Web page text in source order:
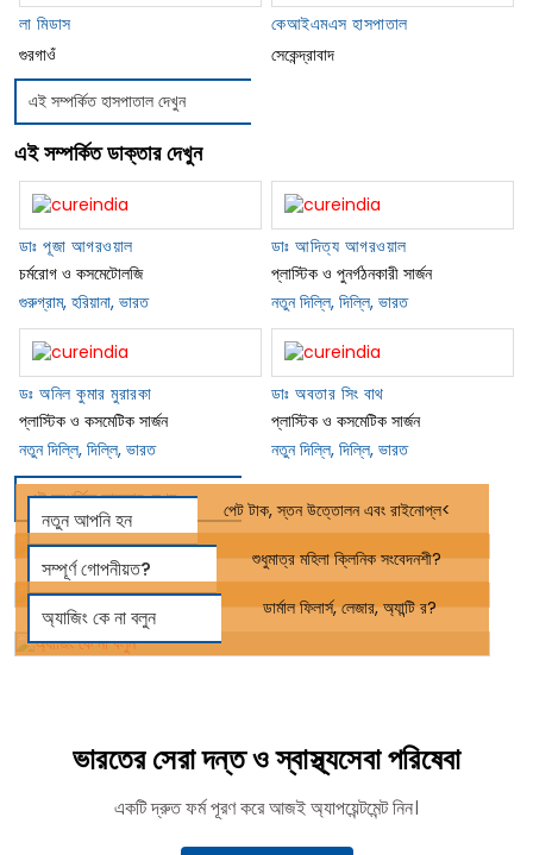
লা মিডাস
গুরগাওঁ
কেআইএমএস হাসপাতাল
সেকেন্দ্রাবাদ
এই সম্পর্কিত হাসপাতাল দেখুন
এই সম্পর্কিত ডাক্তার দেখুন
ডাঃ পূজা আগরওয়াল
চর্মরোগ ও কসমেটোলজি
গুরুগ্রাম, হরিয়ানা, ভারত
ডাঃ আদিত্য আগরওয়াল
প্লাস্টিক ও পুনর্গঠনকারী সার্জন
নতুন দিল্লি, দিল্লি, ভারত
ডঃ অনিল কুমার মুরারকা
প্লাস্টিক ও কসমেটিক সার্জন
নতুন দিল্লি, দিল্লি, ভারত
ডাঃ অবতার সিং বাথ
প্লাস্টিক ও কসমেটিক সার্জন
নতুন দিল্লি, দিল্লি, ভারত
এই সম্পর্কিত ডাক্তার দেখুন পেট টাক, স্তন উত্তোলন এবং রাইনোপ্ল<
নতুন আপনি হন
শুধুমাত্র মহিলা ক্লিনিক সংবেদনশী?
সম্পূর্ণ গোপনীয়ত?
ডার্মাল ফিলার্স, লেজার, অ্যান্টি র?
অ্যাজিং কে না বলুন
ভারতের সেরা দন্ত ও স্বাস্থ্যসেবা পরিষেবা
একটি দ্রুত ফর্ম পূরণ করে আজই অ্যাপয়েন্টমেন্ট নিন।